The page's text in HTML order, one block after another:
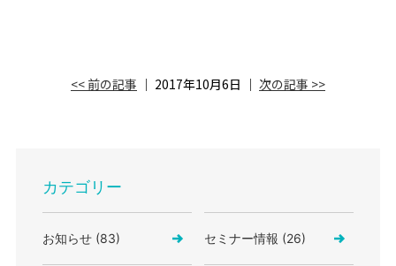
<< 前の記事 │ 2017年10月6日 │ 次の記事 >>
カテゴリー
お知らせ (83) セミナー情報 (26)